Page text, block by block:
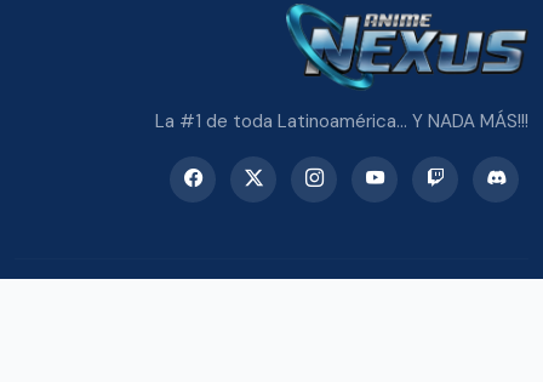
La #1 de toda Latinoamérica... Y NADA MÁS!!!